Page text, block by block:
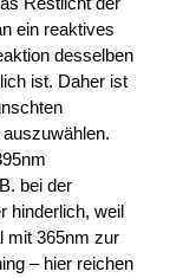
ein reaktives
desselben
ist. Daher ist
bei der
hinderlich, weil
mit 365nm zur
– hier reichen